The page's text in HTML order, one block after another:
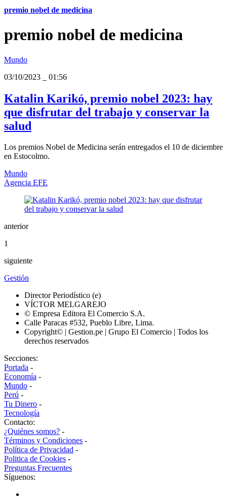
premio nobel de medicina
premio nobel de medicina
Mundo
03/10/2023
01:56
Katalin Karikó, premio nobel 2023: hay
que disfrutar del trabajo y conservar la
salud
Los premios Nobel de Medicina serán entregados el 10 de diciembre
en Estocolmo.
Mundo
Agencia EFE
anterior
1
siguiente
Gestión
Director Periodístico (e)
VÍCTOR MELGAREJO
© Empresa Editora El Comercio S.A.
Calle Paracas #532, Pueblo Libre, Lima.
Copyright© | Gestion.pe | Grupo El Comercio | Todos los
derechos reservados
Secciones:
Portada -
Economía -
Mundo -
Perú -
Tu Dinero -
Tecnología
Contacto:
¿Quiénes somos? -
Términos y Condiciones -
Política de Privacidad -
Politica de Cookies -
Preguntas Frecuentes
Síguenos: